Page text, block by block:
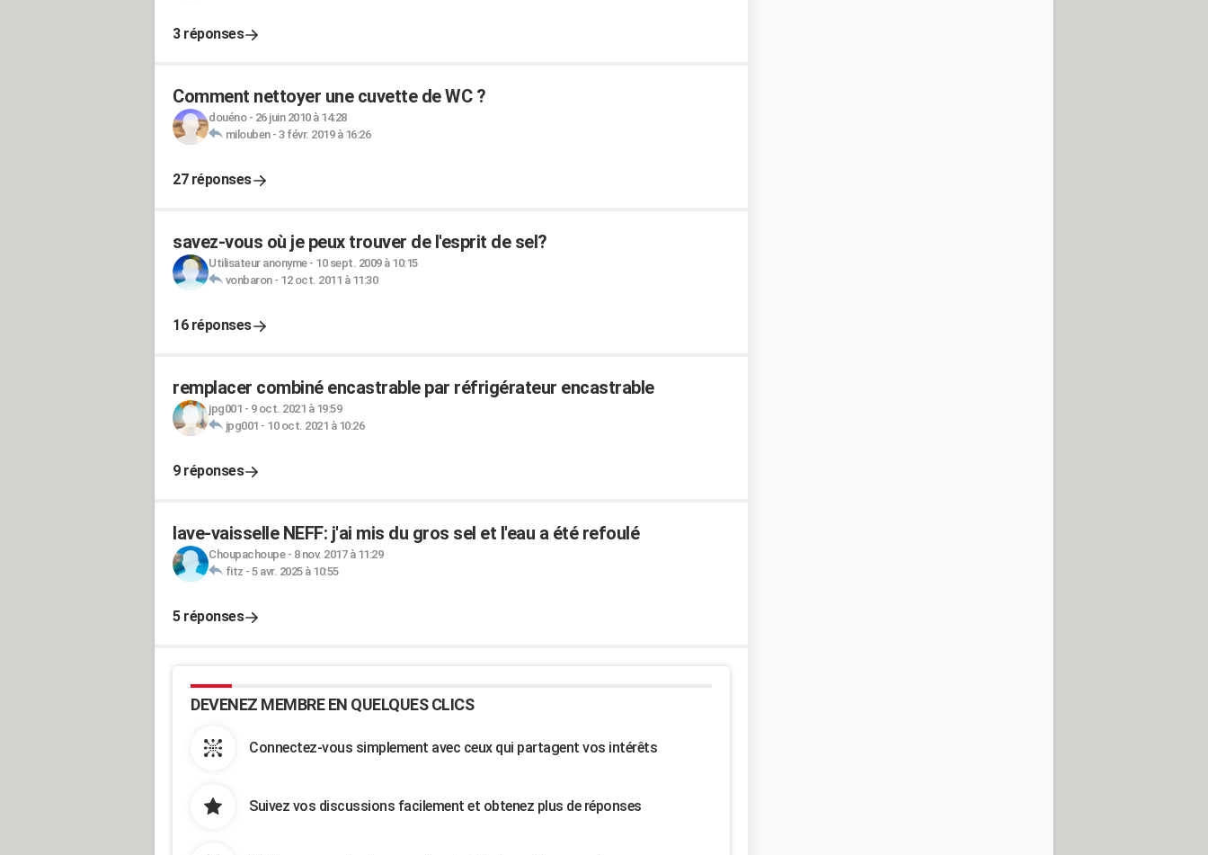
3 réponses
Comment nettoyer une cuvette de WC ?
douéno- 26 juin 2010 à 14:28
milouben- 3 févr. 2019 à 16:26
27 réponses
savez-vous où je peux trouver de l'esprit de sel?
Utilisateur anonyme- 10 sept. 2009 à 10:15
vonbaron- 12 oct. 2011 à 11:30
16 réponses
remplacer combiné encastrable par réfrigérateur encastrable
jpg001 - 9 oct. 2021 à 19:59
jpg001 - 10 oct. 2021 à 10:26
9 réponses
lave-vaisselle NEFF: j'ai mis du gros sel et l'eau a été refoulé
Choupachoupe- 8 nov. 2017 à 11:29
fitz - 5 avr. 2025 à 10:55
5 réponses
DEVENEZ MEMBRE EN QUELQUES CLICS
Connectez-vous simplement avec ceux qui partagent vos intérêts
Suivez vos discussions facilement et obtenez plus de réponses